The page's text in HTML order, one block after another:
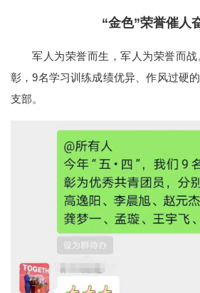
“金色”荣誉催人
军人为荣誉而生，军人为荣誉而战
彰，9名学习训练成绩优异、作风过硬
支部。